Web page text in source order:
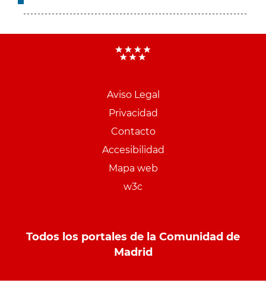
Aviso Legal
Privacidad
Contacto
Accesibilidad
Mapa web
w3c
Todos los portales de la Comunidad de
Madrid